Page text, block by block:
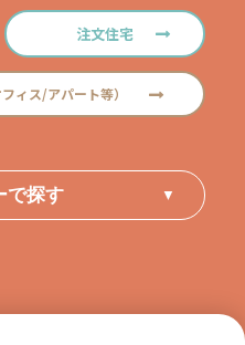
注文住宅
フィス/アパート等）
で探す ▼